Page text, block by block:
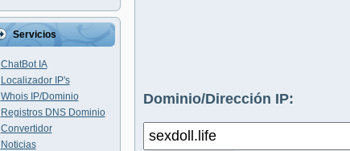
Servicios
ChatBot IA
Localizador IP's
Whois IP/Dominio
Registros DNS Dominio
Convertidor
Noticias
Dominio/Dirección IP: